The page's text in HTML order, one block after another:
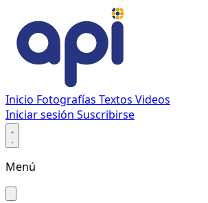
Inicio Fotografías Textos Videos
Iniciar sesión Suscribirse
Menú